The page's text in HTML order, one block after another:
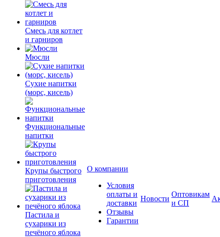
Смесь для котлет
и гарниров
Мюсли
Сухие напитки
(морс, кисель)
Функциональные
напитки
Крупы быстрого
приготовления
Пастила и
сухарики из
печёного яблока
О компании
Условия
оплаты и
доставки
Отзывы
Гарантии
Новости
Оптовикам
и СП